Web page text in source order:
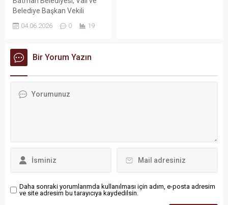
Belediye Başkan Vekili
Ekrem Canalp’in vizyonu
doğrultusunda kent
sokakları modern
aydınlatma sistemleriyle
kapsamında döşenen yeni
04.06.2026 0 19
Bir Yorum Yazın
Daha sonraki yorumlarımda kullanılması için adım, e-posta adresim
ve site adresim bu tarayıcıya kaydedilsin.